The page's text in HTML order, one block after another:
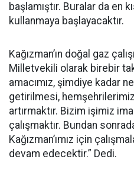
başlamıştır. Buralar da en
kullanmaya başlayacaktır.
Kağızman’ın doğal gaz
Milletvekili olarak birebir
amacımız, şimdiye kadar
getirilmesi,
artırmaktır. Bizim işimiz
çalışmaktır. Bundan
Kağızman’ımız için
devam edecektir.” Dedi.